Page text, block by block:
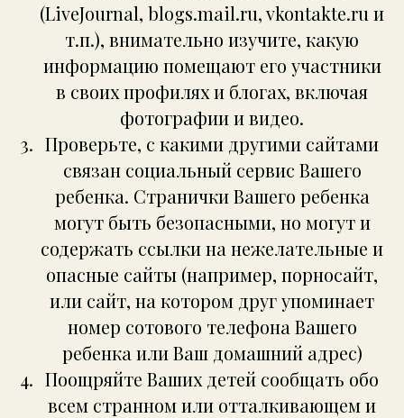
(LiveJournal, blogs.mail.ru, vkontakte.ru и
т.п.), внимательно изучите, какую
информацию помещают его участники
в своих профилях и блогах, включая
фотографии и видео.
Проверьте, с какими другими сайтами
связан социальный сервис Вашего
ребенка. Странички Вашего ребенка
могут быть безопасными, но могут и
содержать ссылки на нежелательные и
опасные сайты (например, порносайт,
или сайт, на котором друг упоминает
номер сотового телефона Вашего
ребенка или Ваш домашний адрес)
Поощряйте Ваших детей сообщать обо
всем странном или отталкивающем и